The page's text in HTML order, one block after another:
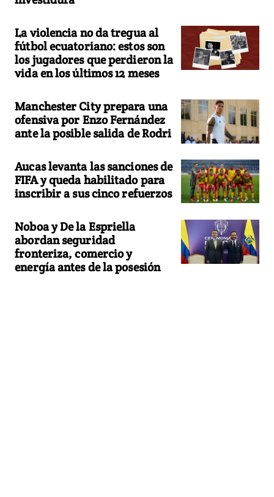
La violencia no da tregua al
fútbol ecuatoriano: estos son
los jugadores que perdieron la
vida en los últimos 12 meses
Manchester City prepara una
ofensiva por Enzo Fernández
ante la posible salida de Rodri
Aucas levanta las sanciones de
FIFA y queda habilitado para
inscribir a sus cinco refuerzos
Noboa y De la Espriella
abordan seguridad
fronteriza, comercio y
energía antes de la posesión